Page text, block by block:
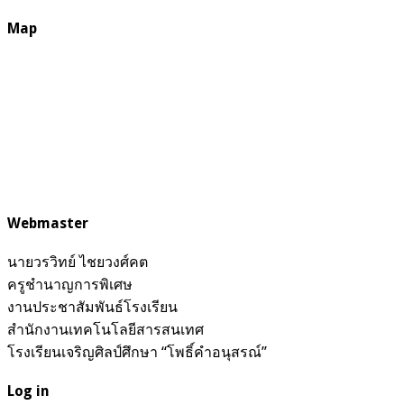
Map
Webmaster
นายวรวิทย์ ไชยวงศ์คต
ครูชำนาญการพิเศษ
งานประชาสัมพันธ์โรงเรียน
สำนักงานเทคโนโลยีสารสนเทศ
โรงเรียนเจริญศิลป์ศึกษา “โพธิ์คำอนุสรณ์”
Log in